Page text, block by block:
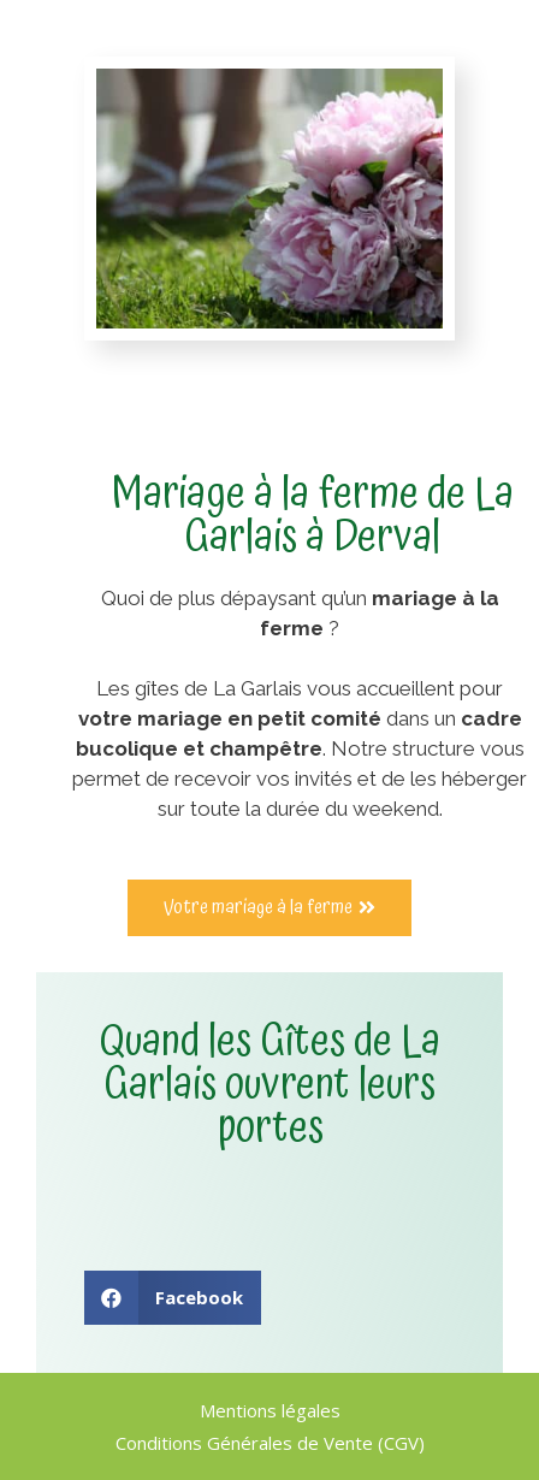
Mariage à la ferme de La
Garlais à Derval
Quoi de plus dépaysant qu’un mariage à la
ferme ?
Les gîtes de La Garlais vous accueillent pour
votre mariage en petit comité dans un cadre
bucolique et champêtre. Notre structure vous
permet de recevoir vos invités et de les héberger
sur toute la durée du weekend.
Votre mariage à la ferme
Quand les Gîtes de La
Garlais ouvrent leurs
portes
Facebook
Mentions légales
Conditions Générales de Vente (CGV)